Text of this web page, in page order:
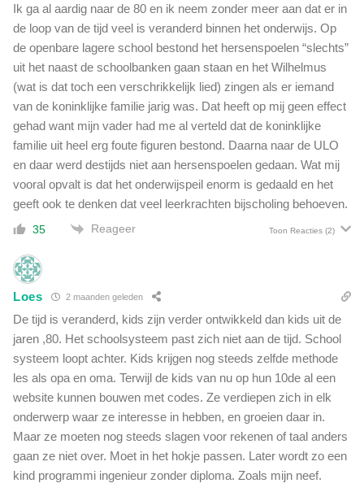
Ik ga al aardig naar de 80 en ik neem zonder meer aan dat er in
de loop van de tijd veel is veranderd binnen het onderwijs. Op
de openbare lagere school bestond het hersenspoelen “slechts”
uit het naast de schoolbanken gaan staan en het Wilhelmus
(wat is dat toch een verschrikkelijk lied) zingen als er iemand
van de koninklijke familie jarig was. Dat heeft op mij geen effect
gehad want mijn vader had me al verteld dat de koninklijke
familie uit heel erg foute figuren bestond. Daarna naar de ULO
en daar werd destijds niet aan hersenspoelen gedaan. Wat mij
vooral opvalt is dat het onderwijspeil enorm is gedaald en het
geeft ook te denken dat veel leerkrachten bijscholing behoeven.
35 Reageer Toon Reacties (2)
Loes 2 maanden geleden
De tijd is veranderd, kids zijn verder ontwikkeld dan kids uit de
jaren ,80. Het schoolsysteem past zich niet aan de tijd. School
systeem loopt achter. Kids krijgen nog steeds zelfde methode
les als opa en oma. Terwijl de kids van nu op hun 10de al een
website kunnen bouwen met codes. Ze verdiepen zich in elk
onderwerp waar ze interesse in hebben, en groeien daar in.
Maar ze moeten nog steeds slagen voor rekenen of taal anders
gaan ze niet over. Moet in het hokje passen. Later wordt zo een
kind programmi ingenieur zonder diploma. Zoals mijn neef.